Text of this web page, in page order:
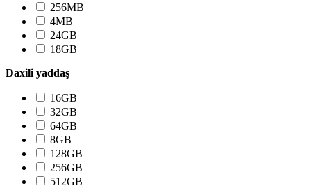
256MB
4MB
24GB
18GB
Daxili yaddaş
16GB
32GB
64GB
8GB
128GB
256GB
512GB